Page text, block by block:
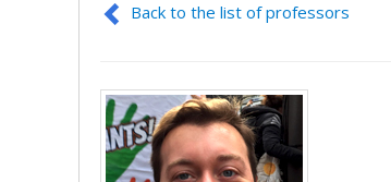
Back to the list of professors